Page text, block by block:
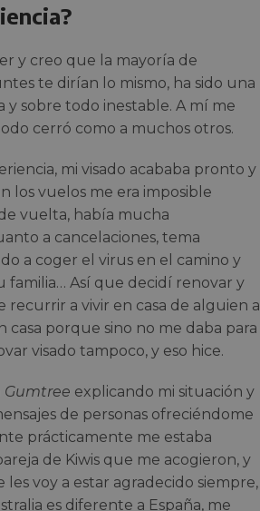
y creo que la mayoría de
te dirían lo mismo, ha sido una
y sobre todo inestable. A mí me
cerró como a muchos otros.
mi visado acababa pronto y
los vuelos me era imposible
vuelta, había mucha
a cancelaciones, tema
a coger el virus en el camino y
familia… Así que decidí renovar y
a vivir en casa de alguien a
casa porque sino no me daba para
visado tampoco, y eso hice.
Gumtree explicando mi situación y
de personas ofreciéndome
prácticamente me estaba
de Kiwis que me acogieron, y
voy a estar agradecido siempre,
es diferente a España, me